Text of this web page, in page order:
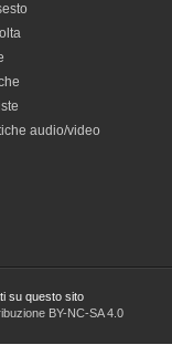
audio/video
su questo sito
BY-NC-SA 4.0